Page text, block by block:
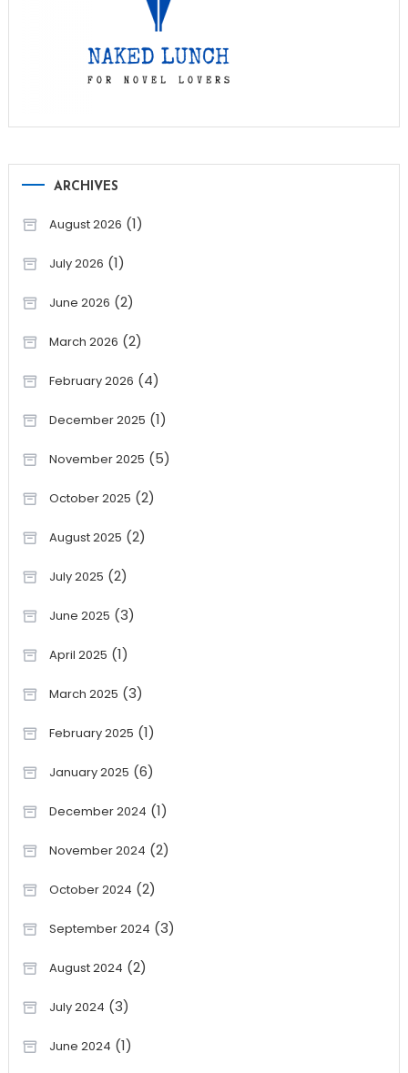
ARCHIVES
August 2026 (1)
July 2026 (1)
June 2026 (2)
March 2026 (2)
February 2026 (4)
December 2025 (1)
November 2025 (5)
October 2025 (2)
August 2025 (2)
July 2025 (2)
June 2025 (3)
April 2025 (1)
March 2025 (3)
February 2025 (1)
January 2025 (6)
December 2024 (1)
November 2024 (2)
October 2024 (2)
September 2024 (3)
August 2024 (2)
July 2024 (3)
June 2024 (1)